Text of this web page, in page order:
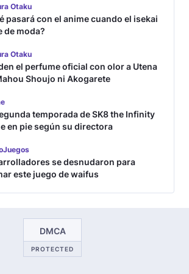
Otaku
pasará con el anime cuando el isekai
de moda?
Otaku
el perfume oficial con olor a Utena
Shoujo ni Akogarete
temporada de SK8 the Infinity
en pie según su directora
se desnudaron para
este juego de waifus
DMCA
PROTECTED